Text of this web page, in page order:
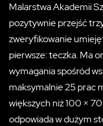
Malarstwa Akademii
pozytywnie przejść
zweryfikowanie
pierwsze: teczka. Ma
wymagania spośród
maksymalnie 25 prac
większych niż 100 ×
odpowiada w dużym